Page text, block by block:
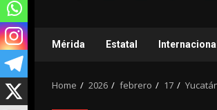
Mérida Estatal Internacional
Home 2026 febrero 17